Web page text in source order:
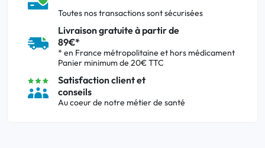
Toutes nos transactions sont sécurisées
Livraison gratuite à partir de
89€*
* en France métropolitaine et hors médicament
Panier minimum de 20€ TTC
Satisfaction client et
conseils
Au coeur de notre métier de santé